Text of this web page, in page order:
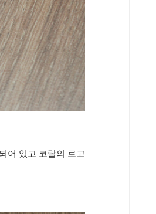
어 있고 코랄의 로고